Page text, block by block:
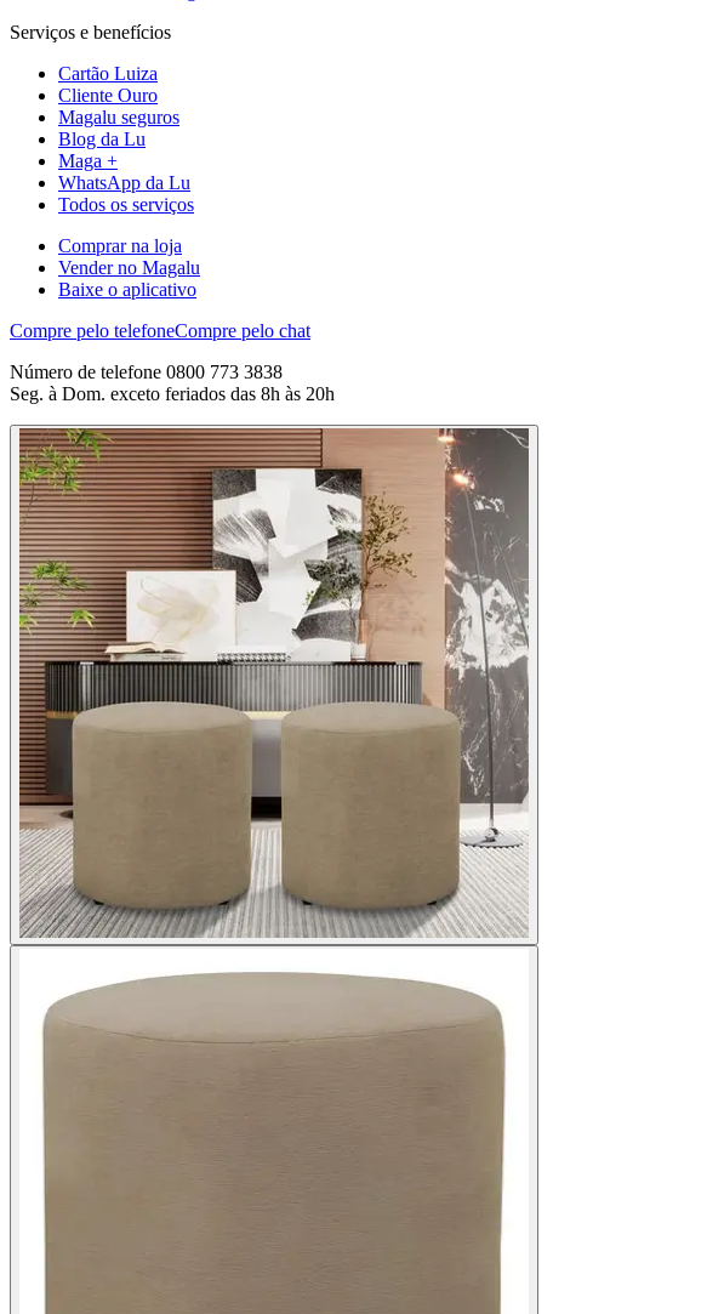
Serviços e benefícios
Cartão Luiza
Cliente Ouro
Magalu seguros
Blog da Lu
Maga +
WhatsApp da Lu
Todos os serviços
Comprar na loja
Vender no Magalu
Baixe o aplicativo
Compre pelo telefoneCompre pelo chat
Número de telefone 0800 773 3838
Seg. à Dom. exceto feriados das 8h às 20h